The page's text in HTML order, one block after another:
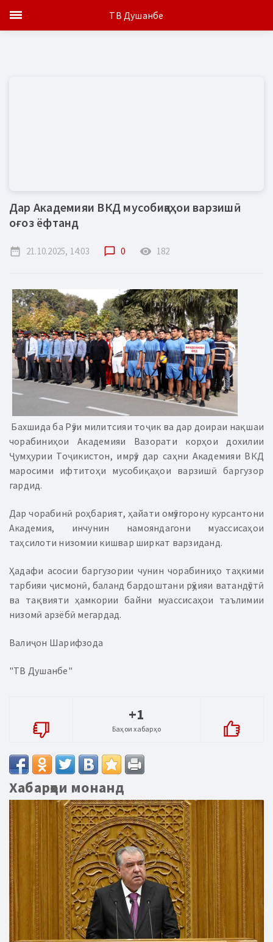
Дар Академияи ВКД мусобиқаҳои варзишӣ
оғоз ёфтанд
date_range 21.10.2025, 14:03 chat_bubble_outline 0 remove_red_eye 182
Бахшида ба Рӯзи милитсияи тоҷик ва дар доираи нақшаи
чорабиниҳои Академияи Вазорати корҳои дохилии
Ҷумҳурии Тоҷикистон, имрӯз дар саҳни Академияи ВКД
маросими ифтитоҳи мусобиқаҳои варзишӣ баргузор
гардид.
Дар чорабинӣ роҳбарият, ҳайати омӯзгорону курсантони
Академия, инчунин намояндагони муассисаҳои
таҳсилоти низомии кишвар ширкат варзиданд.
Ҳадафи асосии баргузории чунин чорабиниҳо таҳкими
тарбияи ҷисмонӣ, баланд бардоштани рӯҳияи ватандӯстӣ
ва тақвияти ҳамкории байни муассисаҳои таълимии
низомӣ арзёбӣ мегардад.
Валиҷон Шарифзода
"ТВ Душанбе"
+1
Баҳои хабарҳо
Хабарҳои монанд
ТВ Душанбе